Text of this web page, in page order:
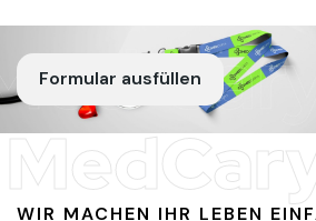
Formular ausfüllen
WIR MACHEN IHR LEBEN